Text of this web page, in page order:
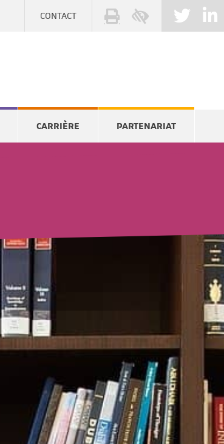
CONTACT
CARRIÈRE PARTENARIAT